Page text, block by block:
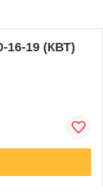
16-19 (КВТ)